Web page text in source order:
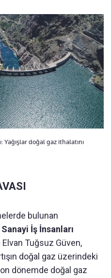
Yağışlar doğal gaz ithalatını
bulunan
İş İnsanları
Elvan Tuğsuz Güven,
doğal gaz üzerindeki
dönemde doğal gaz